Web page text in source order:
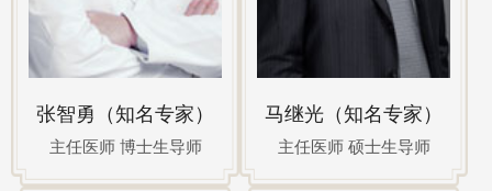
张智勇（知名专家）
主任医师 博士生导师
马继光（知名专家）
主任医师 硕士生导师